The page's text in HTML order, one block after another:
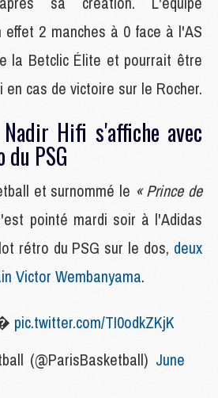
effet 2 manches à 0 face à l'AS
la Betclic Élite et pourrait être
en cas de victoire sur le Rocher.
Hifi s'affiche avec
PSG
et surnommé le « Prince de
pointé mardi soir à l'Adidas
rétro du PSG sur le dos, deux
Victor Wembanyama.
pic.twitter.com/TI0odkZKjK
(@ParisBasketball) June